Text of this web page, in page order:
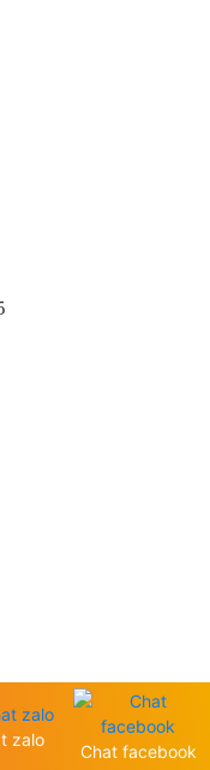
zalo
Chat facebook